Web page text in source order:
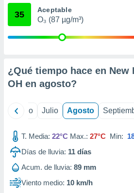
publicidad
1199
35 Aceptable
O₃ (87 µg/m³)
¿Qué tiempo hace en New
OH en agosto?
Junio Julio Agosto
T. Media: 22°C Max.: 27°C Min:
Días de lluvia: 11 días
Acum. de lluvia: 89 mm
Viento medio: 10 km/h